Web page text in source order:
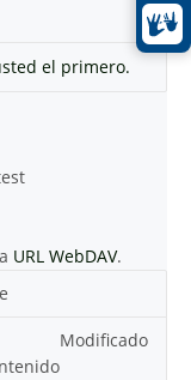
el primero.
URL WebDAV.
Modificado